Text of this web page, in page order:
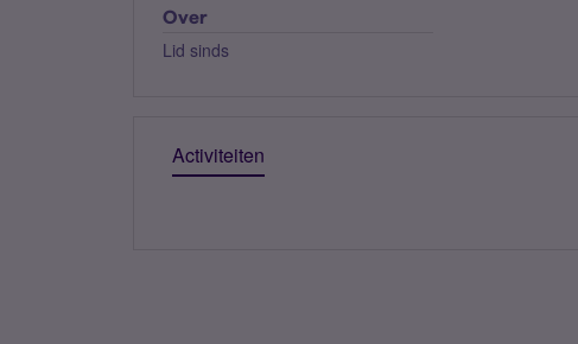
Over
Lid sinds
Activiteiten